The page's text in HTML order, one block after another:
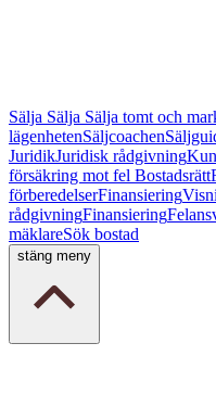
Sälja Sälja Sälja tomt och
lägenhetenSäljcoachen
JuridikJuridisk rådgivning
försäkring mot fel Bostadsrätt
förberedelserFinansiering
rådgivningFinansiering
mäklareSök bostad
stäng meny